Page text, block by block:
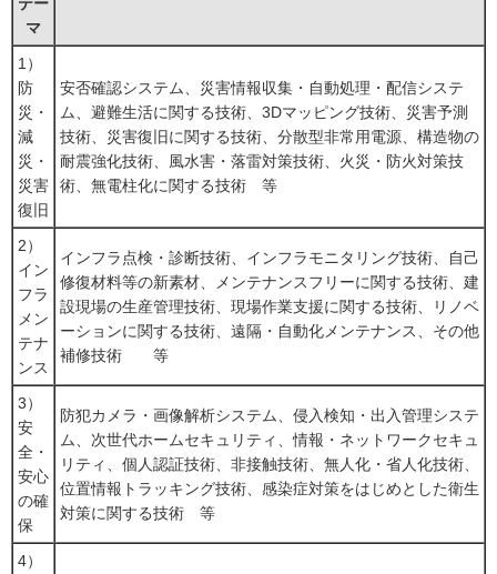
マ
1）
防
災・
減
災・
災害
復旧
安否確認システム、災害情報収集・自動処理・配信システ
ム、避難生活に関する技術、3Dマッピング技術、災害予測
技術、災害復旧に関する技術、分散型非常用電源、構造物の
耐震強化技術、風水害・落雷対策技術、火災・防火対策技
術、無電柱化に関する技術 等
2）
イン
フラ
メン
テナ
ンス
インフラ点検・診断技術、インフラモニタリング技術、自己
修復材料等の新素材、メンテナンスフリーに関する技術、建
設現場の生産管理技術、現場作業支援に関する技術、リノベ
ーションに関する技術、遠隔・自動化メンテナンス、その他
補修技術 等
3）
安
全・
安心
の確
保
防犯カメラ・画像解析システム、侵入検知・出入管理システ
ム、次世代ホームセキュリティ、情報・ネットワークセキュ
リティ、個人認証技術、非接触技術、無人化・省人化技術、
位置情報トラッキング技術、感染症対策をはじめとした衛生
対策に関する技術 等
4）